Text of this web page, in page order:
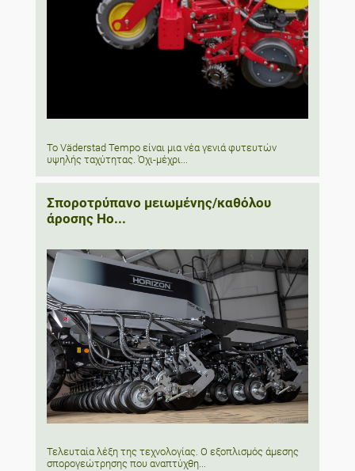
Το Väderstad Tempo είναι μια νέα γενιά φυτευτών
υψηλής ταχύτητας. Όχι-μέχρι...
Σποροτρύπανο μειωμένης/καθόλου
άροσης Ho...
Τελευταία λέξη της τεχνολογίας. Ο εξοπλισμός άμεσης
σπορογεώτρησης που αναπτύχθη...